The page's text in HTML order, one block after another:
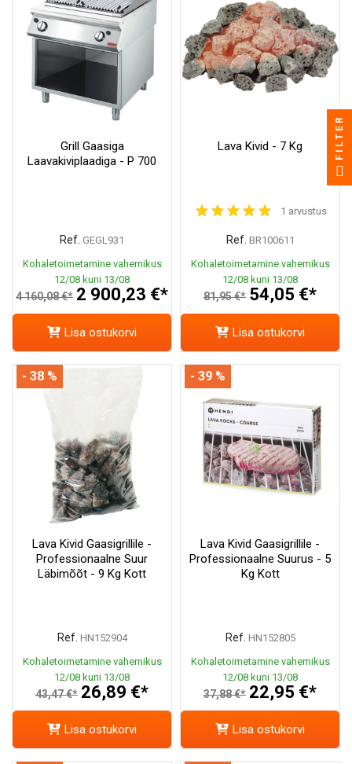
Grill Gaasiga
Laavakiviplaadiga - P 700
Ref. GEGL931
Kohaletoimetamine vahemikus
12/08 kuni 13/08
4 160,08 €* 2 900,23 €*
Lisa ostukorvi
Lava Kivid - 7 Kg
1 arvustus
Ref. BR100611
Kohaletoimetamine vahemikus
12/08 kuni 13/08
81,95 €* 54,05 €*
Lisa ostukorvi
Lava Kivid Gaasigrillile -
Professionaalne Suur
Läbimõõt - 9 Kg Kott
Ref. HN152904
Kohaletoimetamine vahemikus
12/08 kuni 13/08
43,47 €* 26,89 €*
- 38 %
Lisa ostukorvi
Lava Kivid Gaasigrillile -
Professionaalne Suurus - 5
Kg Kott
Ref. HN152805
Kohaletoimetamine vahemikus
12/08 kuni 13/08
37,88 €* 22,95 €*
- 39 %
Lisa ostukorvi
FILTER